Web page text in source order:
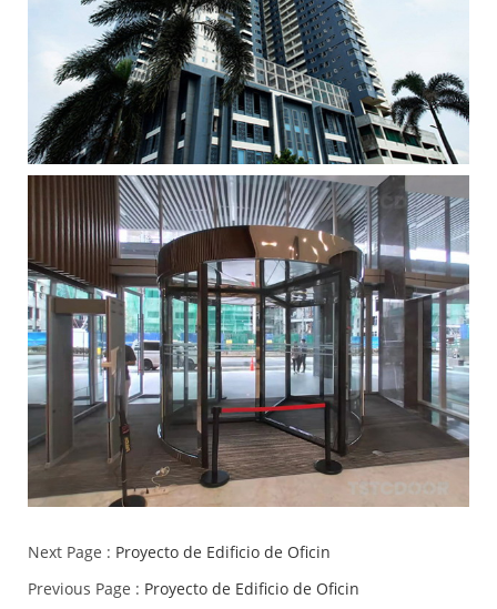
Next Page : Proyecto de Edificio de Oficin
Previous Page : Proyecto de Edificio de Oficin